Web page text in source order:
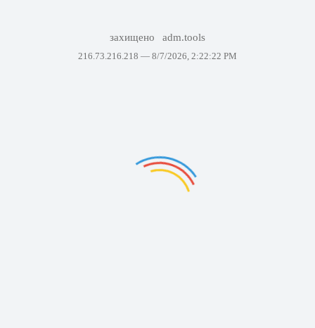
захищено adm.tools
216.73.216.218 — 8/7/2026, 2:22:22 PM